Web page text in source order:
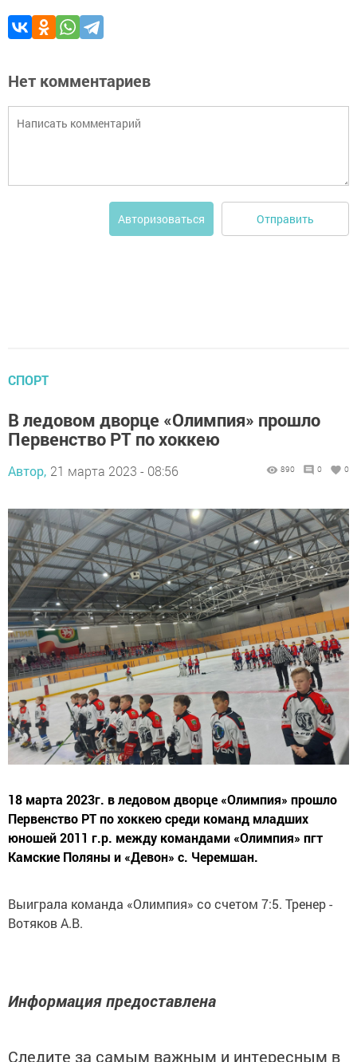
Нет комментариев
Авторизоваться Отправить
СПОРТ
В ледовом дворце «Олимпия» прошло
Первенство РТ по хоккею
Автор, 21 марта 2023 - 08:56 890 0 0
18 марта 2023г. в ледовом дворце «Олимпия» прошло
Первенство РТ по хоккею среди команд младших
юношей 2011 г.р. между командами «Олимпия» пгт
Камские Поляны и «Девон» с. Черемшан.
Выиграла команда «Олимпия» со счетом 7:5. Тренер -
Вотяков А.В.
Информация предоставлена
Следите за самым важным и интересным в